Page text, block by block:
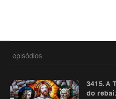
episódios
3415. A
do